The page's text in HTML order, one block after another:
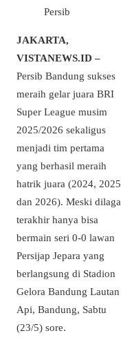
Persib
JAKARTA,
VISTANEWS.ID –
Persib Bandung sukses
meraih gelar juara BRI
Super League musim
2025/2026 sekaligus
menjadi tim pertama
yang berhasil meraih
hatrik juara (2024, 2025
dan 2026). Meski dilaga
terakhir hanya bisa
bermain seri 0-0 lawan
Persijap Jepara yang
berlangsung di Stadion
Gelora Bandung Lautan
Api, Bandung, Sabtu
(23/5) sore.